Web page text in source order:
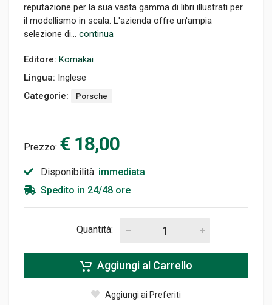
reputazione per la sua vasta gamma di libri illustrati per
il modellismo in scala. L'azienda offre un'ampia
selezione di... continua
Editore: Komakai
Lingua: Inglese
Categorie:
Porsche
Prezzo: € 18,00
Disponibilità: immediata
Spedito in 24/48 ore
Quantità:
Aggiungi al Carrello
Aggiungi ai Preferiti